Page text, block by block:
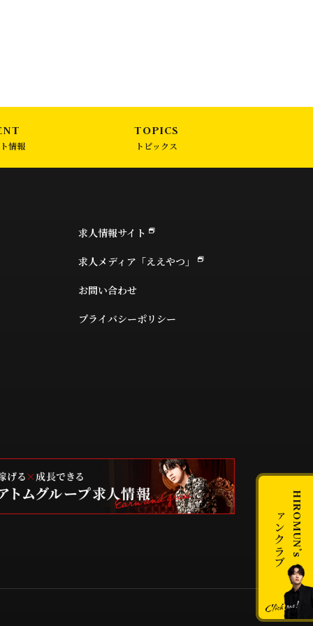
情報 トピックス
求人情報サイト
求人メディア「ええやつ」
お問い合わせ
プライバシーポリシー
HIROMUN’s
ファンクラブ